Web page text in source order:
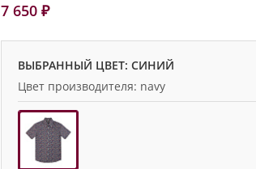
7 650 ₽
ВЫБРАННЫЙ ЦВЕТ: СИНИЙ
Цвет производителя: navy